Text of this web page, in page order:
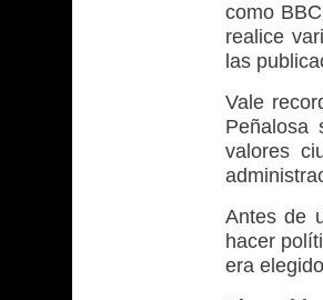
como
realice
las
Vale
Peñalosa
valores
Antes de
hacer
era